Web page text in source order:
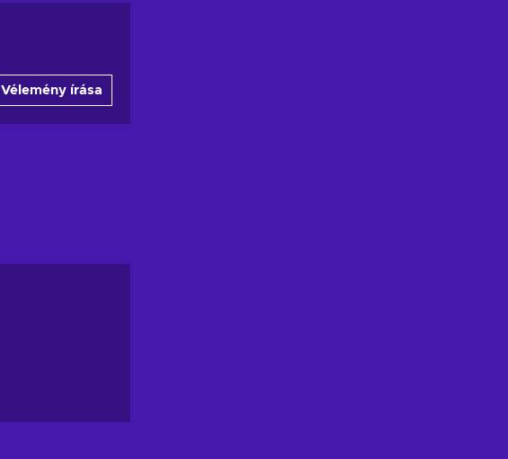
Vélemény írása